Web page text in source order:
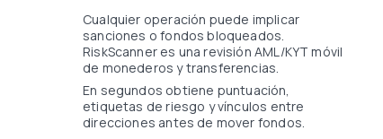
Cualquier operación puede implicar
sanciones o fondos bloqueados.
RiskScanner es una revisión AML/KYT móvil
de monederos y transferencias.
En segundos obtiene puntuación,
etiquetas de riesgo y vínculos entre
direcciones antes de mover fondos.